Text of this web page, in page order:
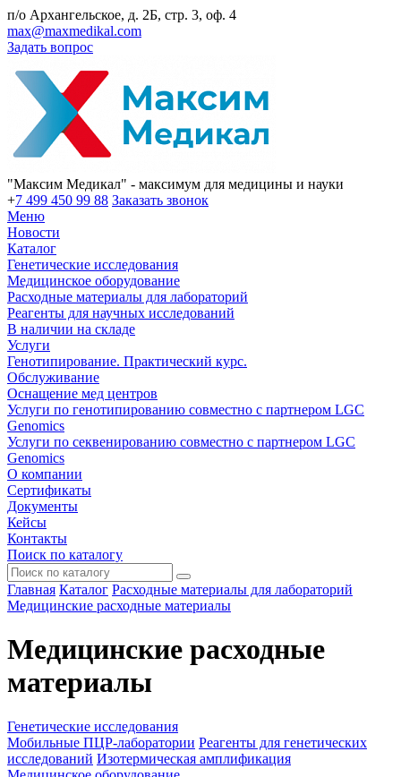
п/о Архангельское, д. 2Б, стр. 3, оф. 4
max@maxmedikal.com
Задать вопрос
"Максим Медикал" - максимум для медицины и науки
+7 499 450 99 88 Заказать звонок
Меню
Новости
Каталог
Генетические исследования
Медицинское оборудование
Расходные материалы для лабораторий
Реагенты для научных исследований
В наличии на складе
Услуги
Генотипирование. Практический курс.
Обслуживание
Оснащение мед центров
Услуги по генотипированию совместно с партнером LGC
Genomics
Услуги по секвенированию совместно с партнером LGC
Genomics
О компании
Сертификаты
Документы
Кейсы
Контакты
Поиск по каталогу
Главная Каталог Расходные материалы для лабораторий
Медицинские расходные материалы
Медицинские расходные
материалы
Генетические исследования
Мобильные ПЦР-лаборатории Реагенты для генетических
исследований Изотермическая амплификация